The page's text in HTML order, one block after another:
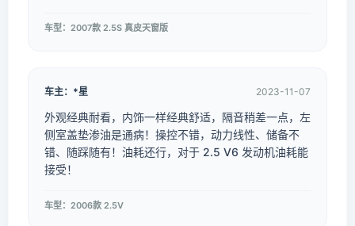
车型：2007款 2.5S 真皮天窗版
车主：*星 2023-11-07
外观经典耐看，内饰一样经典舒适，隔音稍差一点，左
侧室盖垫渗油是通病！操控不错，动力线性、储备不
错、随踩随有！油耗还行，对于 2.5 V6 发动机油耗能
接受！
车型：2006款 2.5V